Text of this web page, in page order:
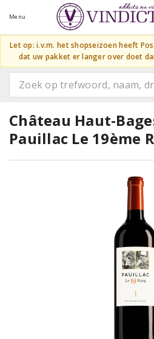
Menu
Let op: i.v.m. het shopseizoen heeft
dat uw pakket er langer over doet
Château Haut-
Pauillac Le 19ème